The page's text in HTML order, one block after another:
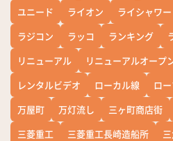
ユニード
ライオン ライシャワー
ラジコン
ラッコ ランキング
リニューアル
リニューアルオープ
レンタルビデオ
ローカル線 ロ
万屋町
万灯流し 三ヶ町商店街
三菱重工
三菱重工長崎造船所